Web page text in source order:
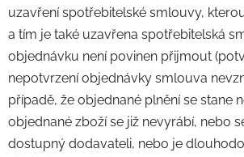
uzavření spotřebitelské smlouvy,
a tím je také uzavřena spotřebitelská
objednávku není povinen přijmout
nepotvrzení objednávky smlouva
případě, že objednané plnění se stane
objednané zboží se již nevyrábí, nebo
dostupný dodavateli, nebo je